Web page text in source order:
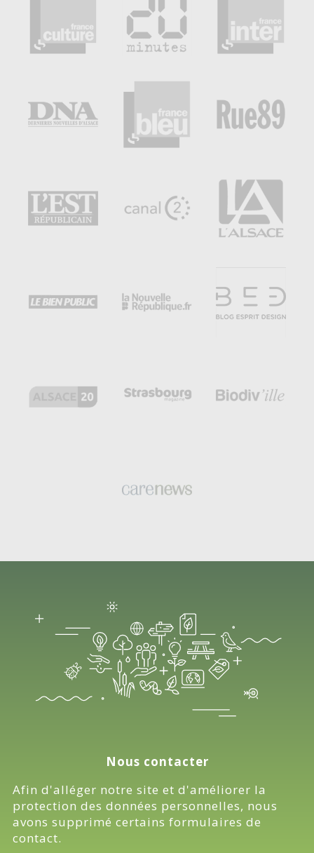
Nous contacter
Afin d'alléger notre site et d'améliorer la
protection des données personnelles, nous
avons supprimé certains formulaires de
contact.